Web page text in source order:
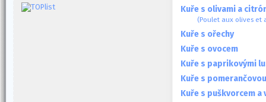
Kuře s olivami a
(Poulet aux olives et
Kuře s ořechy
Kuře s ovocem
Kuře s paprikovými
Kuře s
Kuře s puškvorcem a